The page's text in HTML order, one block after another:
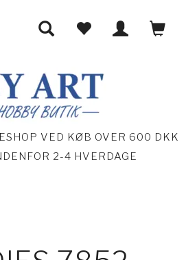
VED KØB OVER 600 DKK
2-4 HVERDAGE